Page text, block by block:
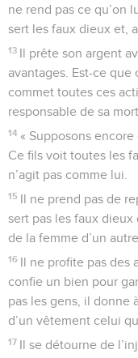
ne rend pas ce qu’on
sert les faux dieux et,
13 Il prête son argent
avantages. Est-ce que
commet toutes ces
responsable de sa mort.
14 « Supposons
Ce fils voit toutes les
n’agit pas comme lui.
15 Il ne prend pas de
sert pas les faux dieux
de la femme d’un autre.
16 Il ne profite pas des
confie un bien pour
pas les gens, il donne
d’un vêtement celui
17 Il se détourne de